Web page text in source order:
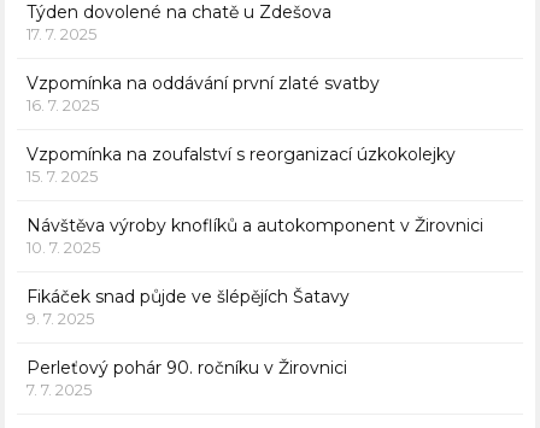
Týden dovolené na chatě u Zdešova
17. 7. 2025
Vzpomínka na oddávání první zlaté svatby
16. 7. 2025
Vzpomínka na zoufalství s reorganizací úzkokolejky
15. 7. 2025
Návštěva výroby knoflíků a autokomponent v Žirovnici
10. 7. 2025
Fikáček snad půjde ve šlépějích Šatavy
9. 7. 2025
Perleťový pohár 90. ročníku v Žirovnici
7. 7. 2025